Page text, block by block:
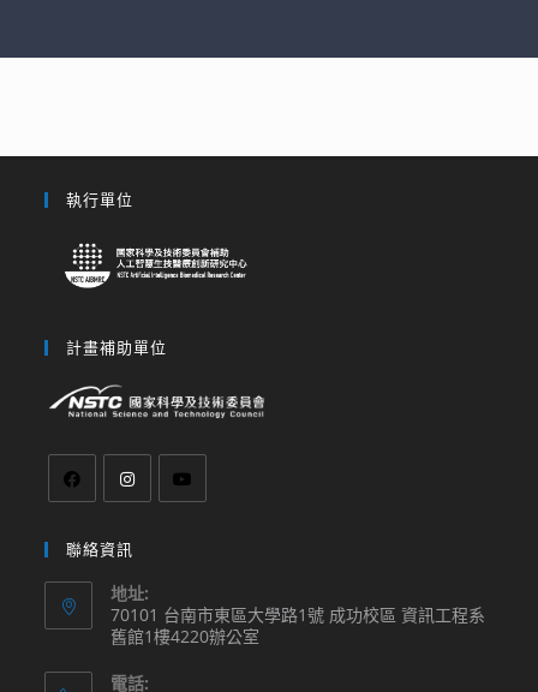
執行單位
計畫補助單位
聯絡資訊
地址:
70101 台南市東區大學路1號 成功校區 資訊工程系
舊館1樓4220辦公室
電話: